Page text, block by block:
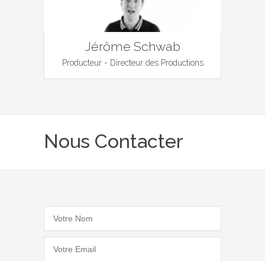
Jérôme Schwab
Producteur - Directeur des Productions
Nous Contacter